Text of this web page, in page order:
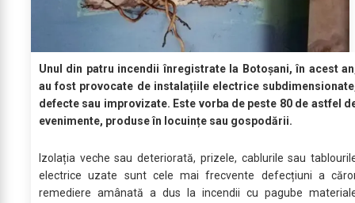
Unul din patru incendii înregistrate la Botoșani, în acest
au fost provocate de instalațiile electrice
defecte sau improvizate. Este vorba de peste 80 de astfel
evenimente, produse în locuințe sau gospodării.
Izolația veche sau deteriorată, prizele, cablurile sau
electrice uzate sunt cele mai frecvente defecțiuni a
remediere amânată a dus la incendii cu pagube